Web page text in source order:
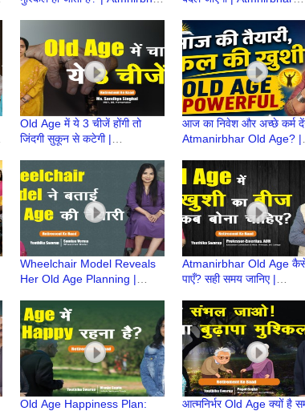
Ke Baad
Old Age में ये 3 चीजें होंगी तो
जिंदगी सुकून से कटेगी |
Retirement Ke Baad
आज का निवेश और अच्छे कर्म
Atmanirbhar Old Age? |
| Retirement Ke Baad
Wheelchair Model Reveals
Her Old Age Planning |
| Retirement Ke Baad
Atmanirbhar Old Age
पाएँ? सही समय जानिए |
| Retirement Ke Baad
Old Age Happiness Plan:
आत्मनिर्भर Old Age क्यों है